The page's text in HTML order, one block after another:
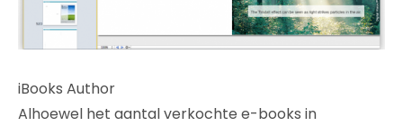
iBooks Author
Alhoewel het aantal verkochte e-books in